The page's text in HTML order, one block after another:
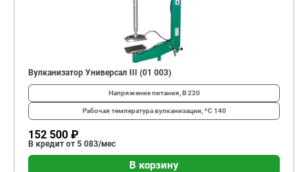
Вулканизатор Универсал III (01 003)
Напряжение питания, В220
Рабочая температура вулканизации, ºС 140
152 500 ₽
В кредит от 5 083/мес
В корзину